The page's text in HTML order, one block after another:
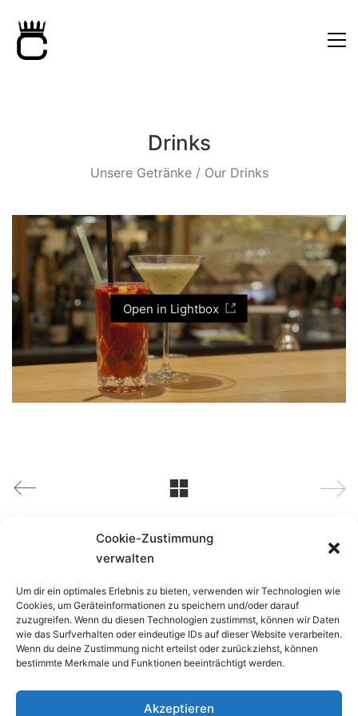
Cookie-Zustimmung
verwalten
Um dir ein optimales Erlebnis zu bieten, verwenden wir Technologien wie
Cookies, um Geräteinformationen zu speichern und/oder darauf
zuzugreifen. Wenn du diesen Technologien zustimmst, können wir Daten
wie das Surfverhalten oder eindeutige IDs auf dieser Website verarbeiten.
Wenn du deine Zustimmung nicht erteilst oder zurückziehst, können
bestimmte Merkmale und Funktionen beeinträchtigt werden.
Akzeptieren
Drinks
Unsere Getränke / Our Drinks
Open in Lightbox